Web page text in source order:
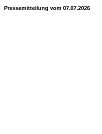
Pressemitteilung vom 07.07.2026